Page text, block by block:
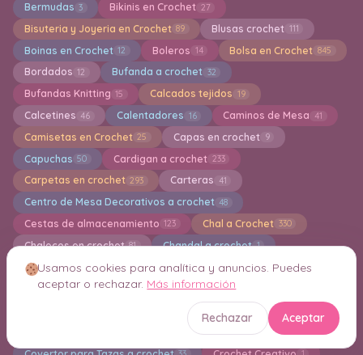
Bermudas 3 Bikinis en Crochet 27
Bisuteria y Joyeria en Crochet 89 Blusas crochet 111
Boinas en Crochet 12 Boleros 14 Bolsa en Crochet 845
Bordados 12 Bufanda a crochet 32
Bufandas Knitting 15 Calcados tejidos 19
Calcetines 46 Calentadores 16 Caminos de Mesa 41
Camisetas en Crochet 25 Capas en crochet 9
Capuchas 50 Cardigan a crochet 233
Carpetas en crochet 293 Carteras 41
Centro de Mesa Decorativos a crochet 48
Cestas de almacenamiento 123 Chal a Crochet 330
Chalecos en crochet 81 Chandal a crochet 1
Chaquetas en crochet 69 Cojines 102
Cola de Sirena en Crochet 1
17 Colgantes
Conjuntos de ganchillo 15
Usamos cookies para analítica y anuncios. Puedes
aceptar o rechazar. Más información
Rechazar Aceptar